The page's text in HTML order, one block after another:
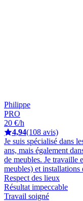
Philippe
PRO
20 €/h
4,94(108 avis)
Je suis spécialisé dans
ans, mais également
de meubles. Je travaille
meubles) et
Respect des lieux
Résultat impeccable
Travail soigné